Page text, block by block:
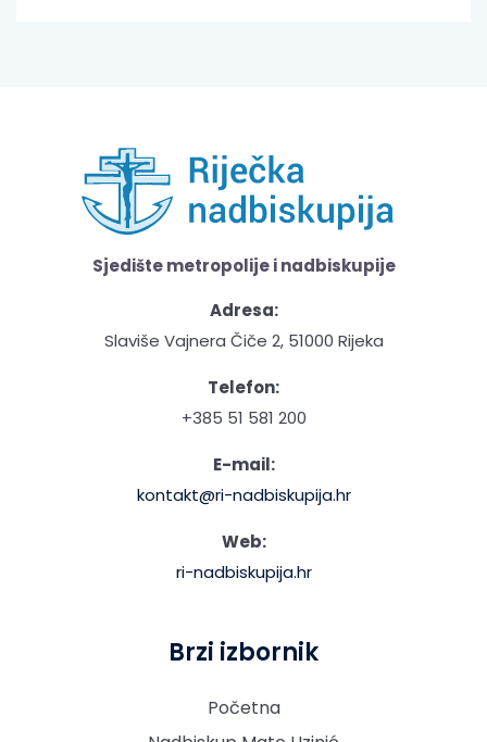
Sjedište metropolije i nadbiskupije
Adresa:
Slaviše Vajnera Čiče 2, 51000 Rijeka
Telefon:
+385 51 581 200
E-mail:
kontakt@ri-nadbiskupija.hr
Web:
ri-nadbiskupija.hr
Brzi izbornik
Početna